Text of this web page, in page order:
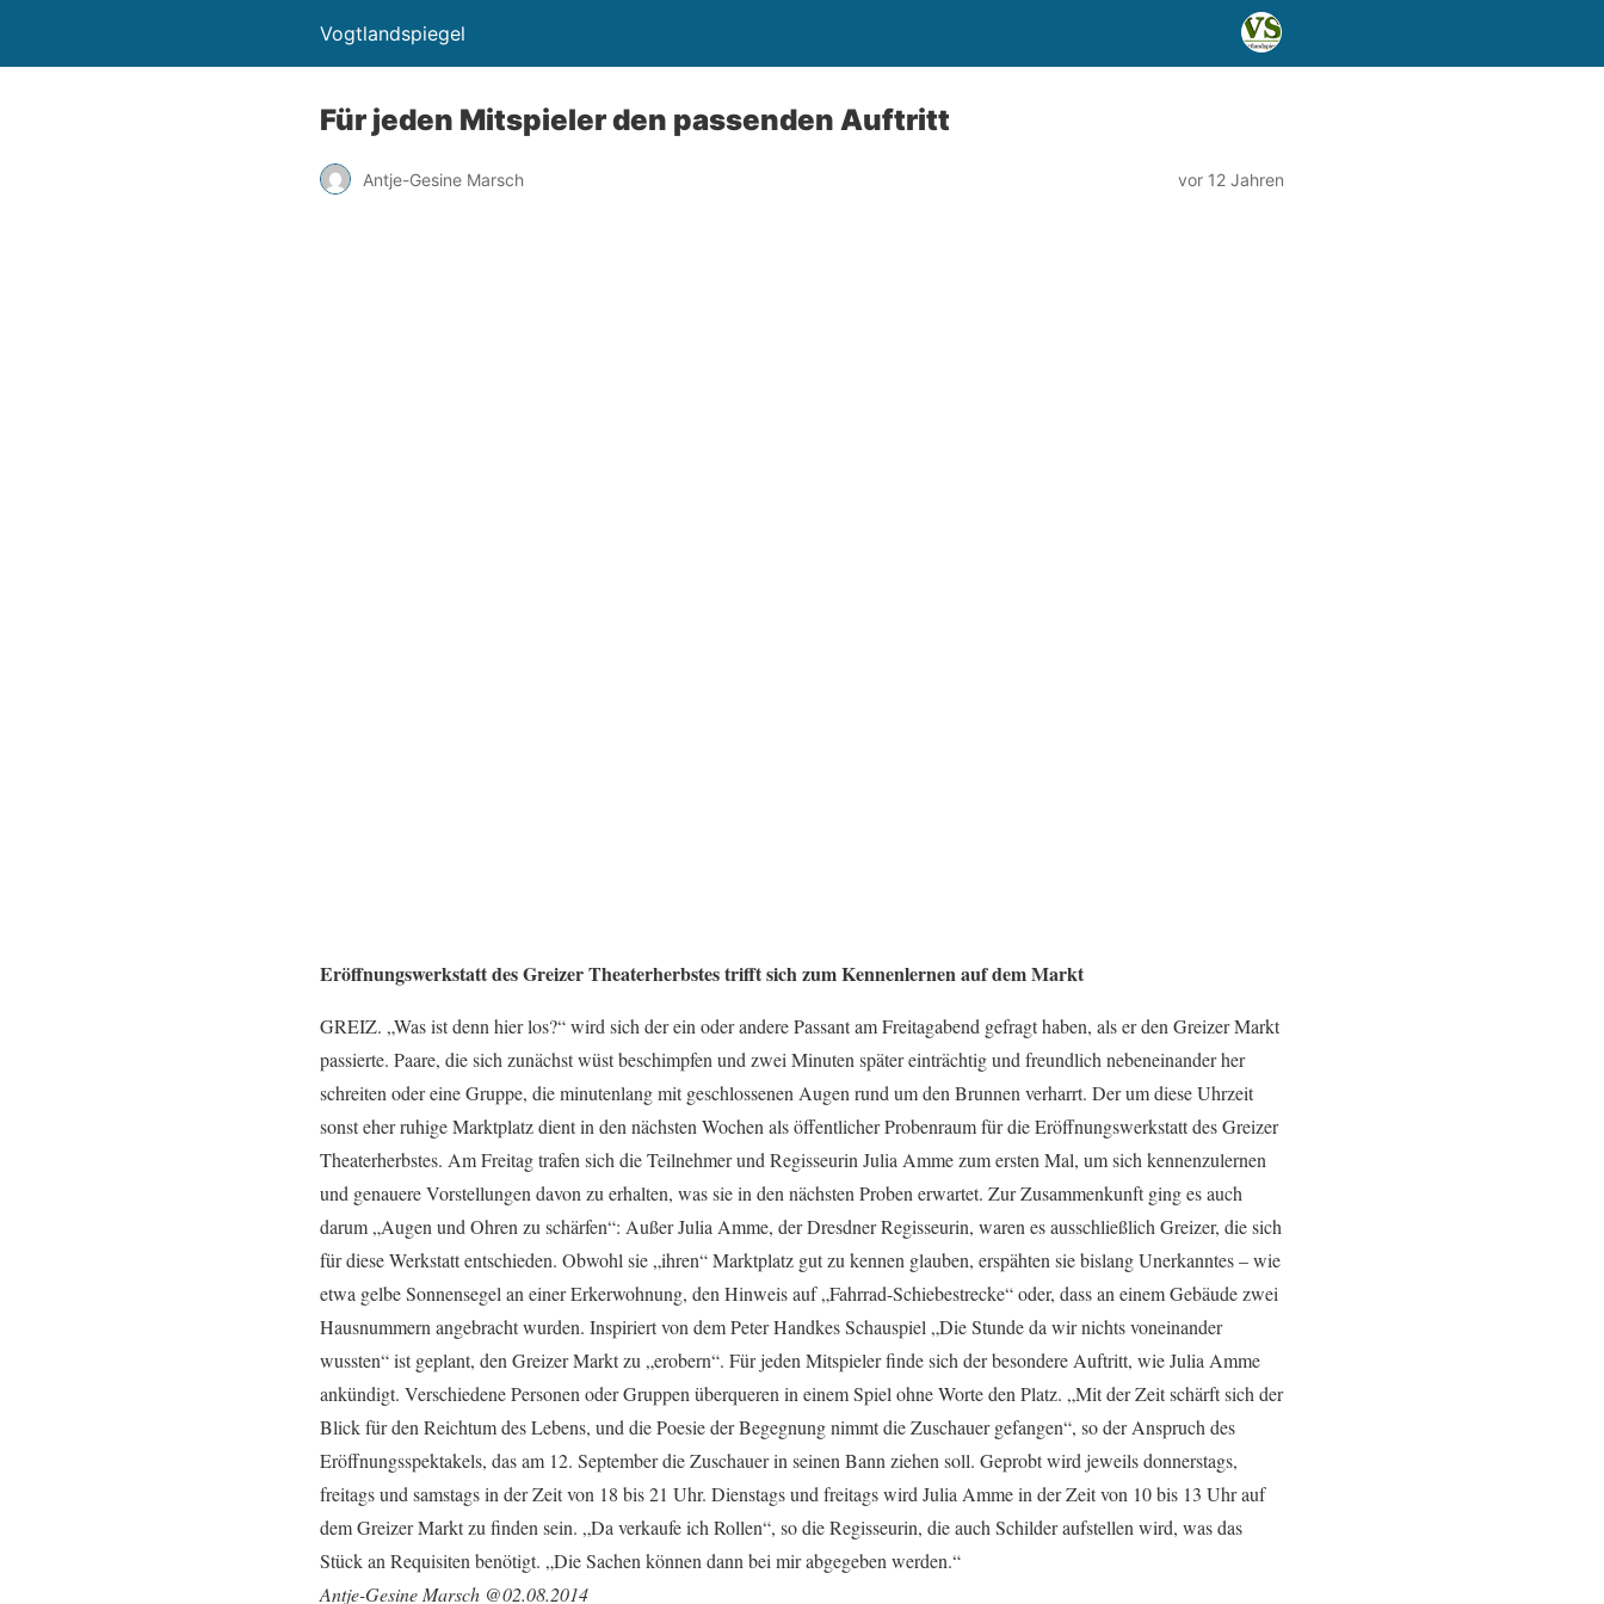
Vogtlandspiegel
Für jeden Mitspieler den passenden Auftritt
Antje-Gesine Marsch vor 12 Jahren
Eröffnungswerkstatt des Greizer Theaterherbstes trifft sich zum Kennenlernen auf dem Markt
GREIZ. „Was ist denn hier los?“ wird sich der ein oder andere Passant am Freitagabend gefragt haben, als er den Greizer Markt
passierte. Paare, die sich zunächst wüst beschimpfen und zwei Minuten später einträchtig und freundlich nebeneinander her
schreiten oder eine Gruppe, die minutenlang mit geschlossenen Augen rund um den Brunnen verharrt. Der um diese Uhrzeit
sonst eher ruhige Marktplatz dient in den nächsten Wochen als öffentlicher Probenraum für die Eröffnungswerkstatt des Greizer
Theaterherbstes. Am Freitag trafen sich die Teilnehmer und Regisseurin Julia Amme zum ersten Mal, um sich kennenzulernen
und genauere Vorstellungen davon zu erhalten, was sie in den nächsten Proben erwartet. Zur Zusammenkunft ging es auch
darum „Augen und Ohren zu schärfen“: Außer Julia Amme, der Dresdner Regisseurin, waren es ausschließlich Greizer, die sich
für diese Werkstatt entschieden. Obwohl sie „ihren“ Marktplatz gut zu kennen glauben, erspähten sie bislang Unerkanntes – wie
etwa gelbe Sonnensegel an einer Erkerwohnung, den Hinweis auf „Fahrrad-Schiebestrecke“ oder, dass an einem Gebäude zwei
Hausnummern angebracht wurden. Inspiriert von dem Peter Handkes Schauspiel „Die Stunde da wir nichts voneinander
wussten“ ist geplant, den Greizer Markt zu „erobern“. Für jeden Mitspieler finde sich der besondere Auftritt, wie Julia Amme
ankündigt. Verschiedene Personen oder Gruppen überqueren in einem Spiel ohne Worte den Platz. „Mit der Zeit schärft sich der
Blick für den Reichtum des Lebens, und die Poesie der Begegnung nimmt die Zuschauer gefangen“, so der Anspruch des
Eröffnungsspektakels, das am 12. September die Zuschauer in seinen Bann ziehen soll. Geprobt wird jeweils donnerstags,
freitags und samstags in der Zeit von 18 bis 21 Uhr. Dienstags und freitags wird Julia Amme in der Zeit von 10 bis 13 Uhr auf
dem Greizer Markt zu finden sein. „Da verkaufe ich Rollen“, so die Regisseurin, die auch Schilder aufstellen wird, was das
Stück an Requisiten benötigt. „Die Sachen können dann bei mir abgegeben werden.“
Antje-Gesine Marsch @02.08.2014